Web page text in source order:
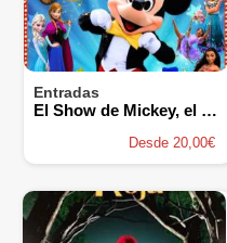
Entradas
El Show de Mickey, el Musical
Desde 20,00€